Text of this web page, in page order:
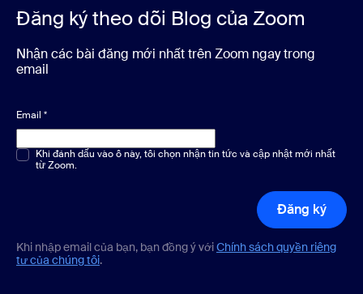
Đăng ký theo dõi Blog của Zoom
Nhận các bài đăng mới nhất trên Zoom ngay trong
email
Email *
Chọn một hoặc nhiều phương án*
Khi đánh dấu vào ô này, tôi chọn nhận tin tức và cập nhật mới nhất
từ Zoom.
Đăng ký
Khi nhập email của bạn, bạn đồng ý vớiChính sách quyền riêng
tư của chúng tôi.